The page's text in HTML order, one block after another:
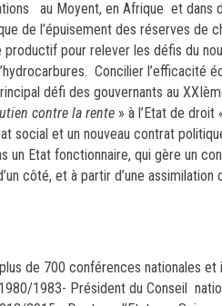
au Moyent, en Afrique et dans
de l’épuisement des réserves de
pour relever les défis du
Concilier l’efficacité
défi des gouvernants au
contre la rente » à l’Etat de droit
social et un nouveau contrat
un Etat fonctionnaire, qui gère un
côté, et à partir d’une
de 700 conférences nationales
1983- Président du Conseil